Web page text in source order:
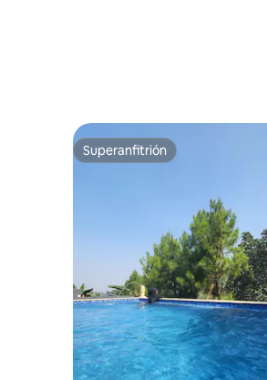
Superanfitrión
Superanfitrión